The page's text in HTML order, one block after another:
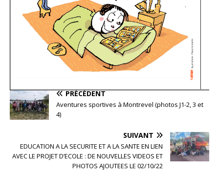
PRÉCÉDENT
Aventures sportives à Montrevel (photos J1-2, 3 et
4)
SUIVANT
EDUCATION A LA SECURITE ET A LA SANTE EN LIEN
AVEC LE PROJET D’ECOLE : DE NOUVELLES VIDEOS ET
PHOTOS AJOUTEES LE 02/10/22